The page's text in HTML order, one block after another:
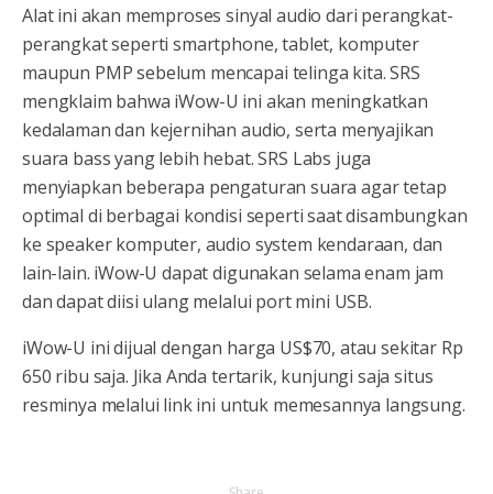
Alat ini akan memproses sinyal audio dari perangkat-
perangkat seperti smartphone, tablet, komputer
maupun PMP sebelum mencapai telinga kita. SRS
mengklaim bahwa iWow-U ini akan meningkatkan
kedalaman dan kejernihan audio, serta menyajikan
suara bass yang lebih hebat. SRS Labs juga
menyiapkan beberapa pengaturan suara agar tetap
optimal di berbagai kondisi seperti saat disambungkan
ke speaker komputer, audio system kendaraan, dan
lain-lain. iWow-U dapat digunakan selama enam jam
dan dapat diisi ulang melalui port mini USB.
iWow-U ini dijual dengan harga US$70, atau sekitar Rp
650 ribu saja. Jika Anda tertarik, kunjungi saja situs
resminya melalui link ini untuk memesannya langsung.